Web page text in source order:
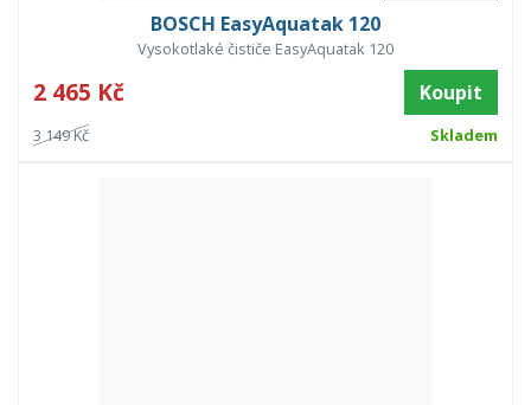
BOSCH EasyAquatak 120
Vysokotlaké čističe EasyAquatak 120
2 465 Kč Koupit
3 149 Kč Skladem